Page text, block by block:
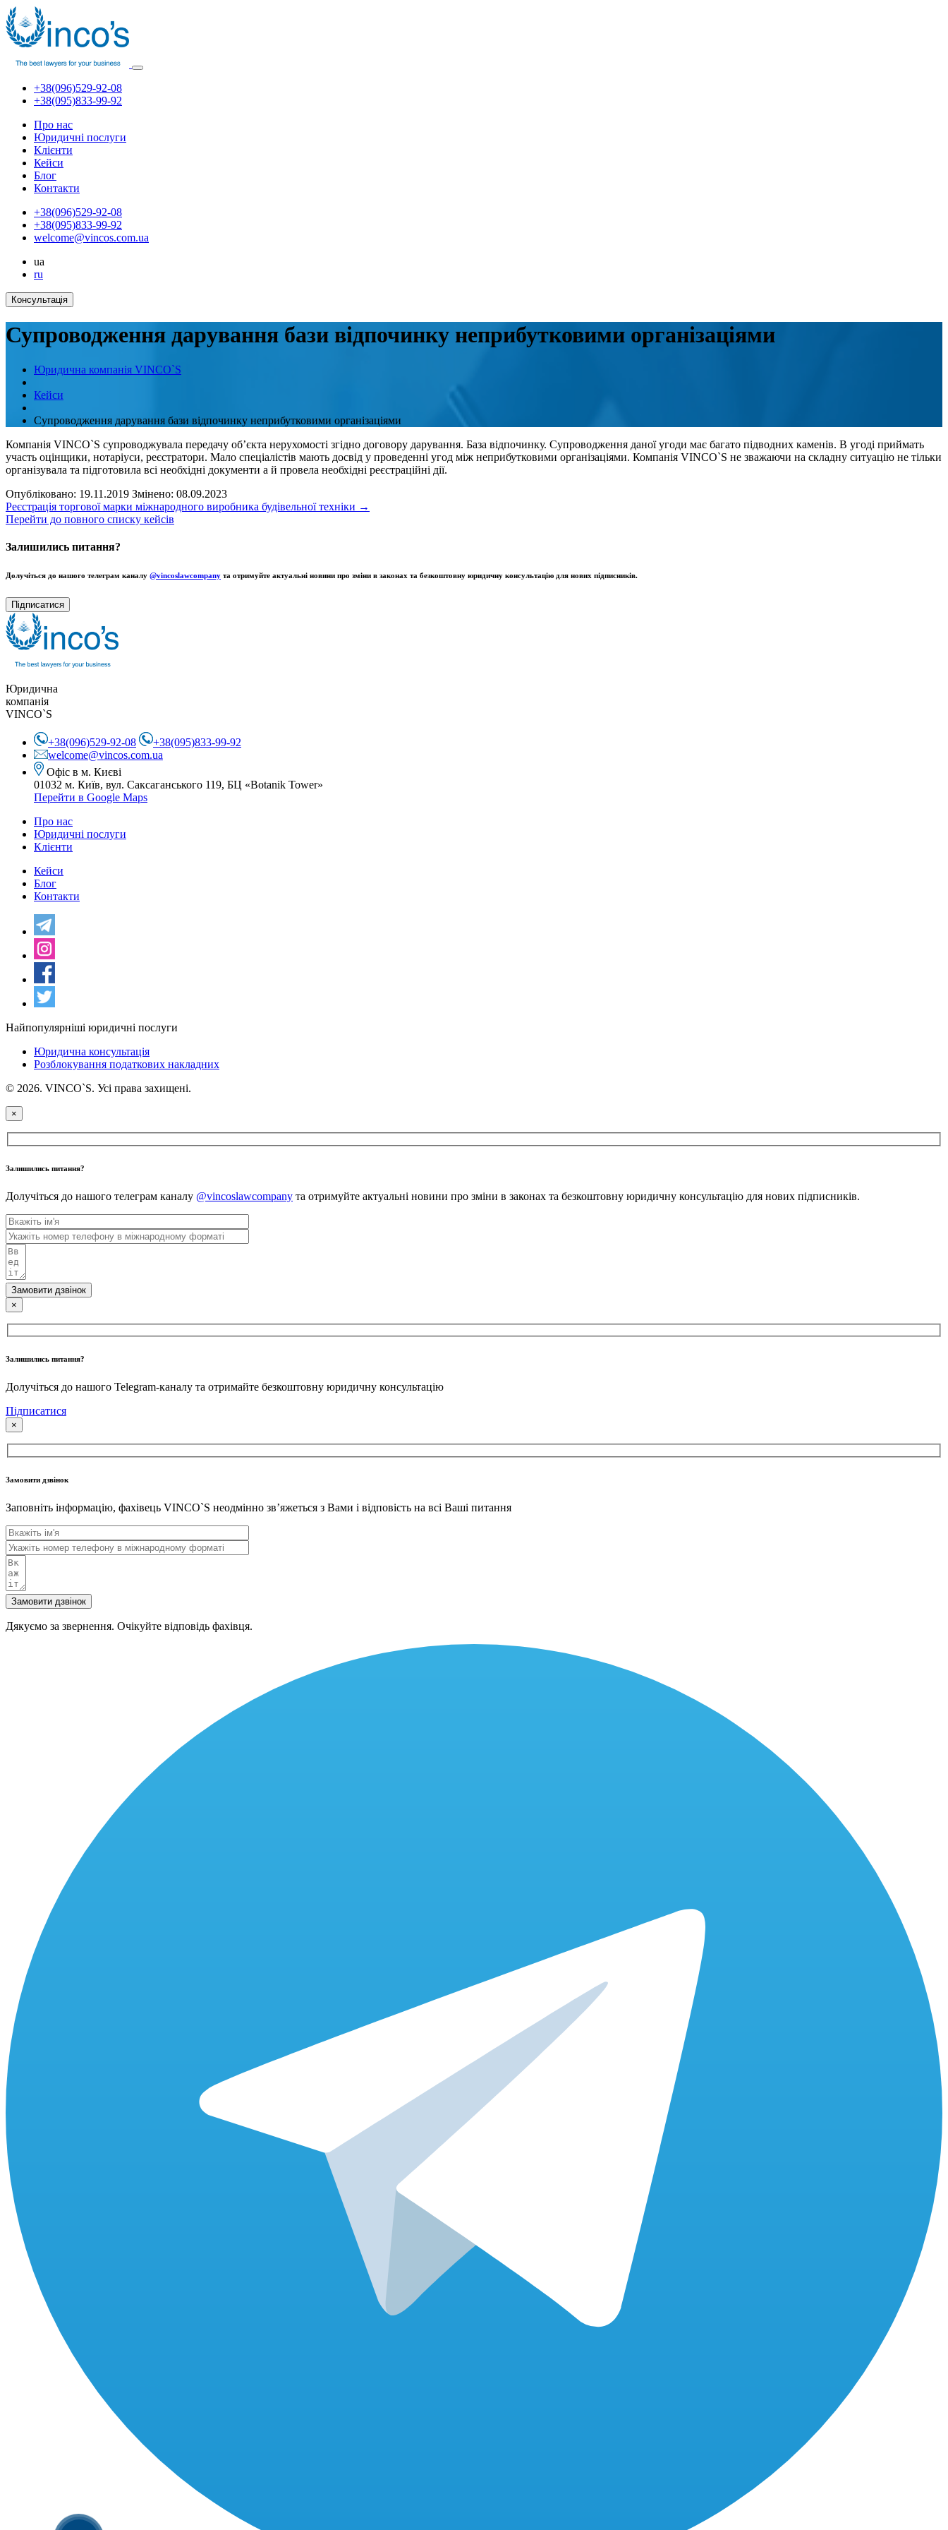
+38(096)529-92-08
+38(095)833-99-92
Про нас
Юридичні послуги
Клієнти
Кейси
Блог
Контакти
+38(096)529-92-08
+38(095)833-99-92
welcome@vincos.com.ua
ua
ru
Консультація
Супроводження дарування бази відпочинку неприбутковими організаціями
Юридична компанія VINCO`S
Кейси
Супроводження дарування бази відпочинку неприбутковими організаціями
Компанія VINCO`S супроводжувала передачу об’єкта нерухомості згідно договору дарування. База відпочинку. Супроводження даної угоди має багато підводних каменів. В угоді приймать
участь оцінщики, нотаріуси, реєстратори. Мало спеціалістів мають досвід у проведенні угод між неприбутковими організаціями. Компанія VINCO`S не зважаючи на складну ситуацію не тільки
організувала та підготовила всі необхідні документи а й провела необхідні реєстраційні дії.
Опубліковано: 19.11.2019 Змінено: 08.09.2023
Реєстрація торгової марки міжнародного виробника будівельної техніки →
Перейти до повного списку кейсів
Залишились питання?
Долучіться до нашого телеграм каналу @vincoslawcompany та отримуйте актуальні новини про зміни в законах та безкоштовну юридичну консультацію для нових підписників.
Підписатися
Юридична
компанія
VINCO`S
+38(096)529-92-08
+38(095)833-99-92
welcome@vincos.com.ua
Офіс в м. Києві
01032 м. Київ, вул. Саксаганського 119, БЦ «Botanik Tower»
Перейти в Google Maps
Про нас
Юридичні послуги
Клієнти
Кейси
Блог
Контакти
Найпопулярніші юридичні послуги
Юридична консультація
Розблокування податкових накладних
© 2026. VINCO`S. Усі права захищені.
×
Залишились питання?
Долучіться до нашого телеграм каналу @vincoslawcompany та отримуйте актуальні новини про зміни в законах та безкоштовну юридичну консультацію для нових підписників.
Замовити дзвінок
×
Залишились питання?
Долучіться до нашого Telegram-каналу та отримайте безкоштовну юридичну консультацію
Підписатися
×
Замовити дзвінок
Заповніть інформацію, фахівець VINCO`S неодмінно звʼяжеться з Вами і відповість на всі Ваші питання
Замовити дзвінок
Дякуємо за звернення. Очікуйте відповідь фахівця.